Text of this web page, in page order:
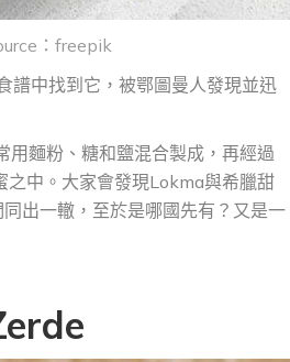
：freepik
譜中找到 它 ，被鄂圖曼人發現並迅
用麵粉、糖和鹽混合製成，再經過
之中。大家會發現Lokma與希臘甜
同出一轍，至於是哪國先有？又是一